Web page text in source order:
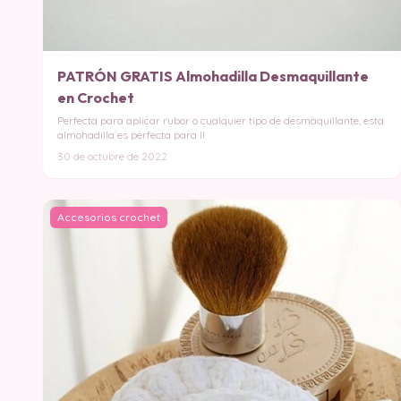
PATRÓN GRATIS Almohadilla Desmaquillante
en Crochet
Perfecta para aplicar rubor o cualquier tipo de desmaquillante, esta
almohadilla es perfecta para ll
30 de octubre de 2022
Accesorios crochet